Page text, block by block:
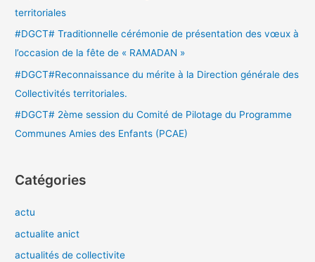
:
territoriales
#DGCT# Traditionnelle cérémonie de présentation des vœux à
l’occasion de la fête de « RAMADAN »
#DGCT#Reconnaissance du mérite à la Direction générale des
Collectivités territoriales.
#DGCT# 2ème session du Comité de Pilotage du Programme
Communes Amies des Enfants (PCAE)
Catégories
actu
actualite anict
actualités de collectivite